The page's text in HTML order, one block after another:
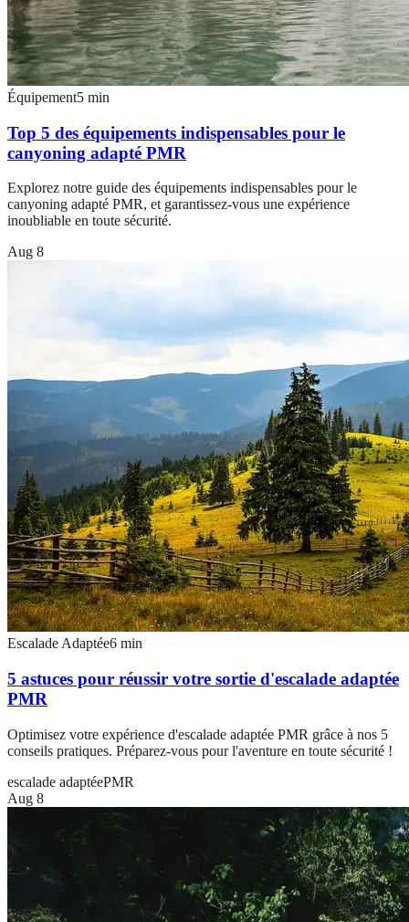
Équipement5 min
Top 5 des équipements indispensables pour le
canyoning adapté PMR
Explorez notre guide des équipements indispensables pour le
canyoning adapté PMR, et garantissez-vous une expérience
inoubliable en toute sécurité.
Aug 8
Escalade Adaptée6 min
5 astuces pour réussir votre sortie d'escalade adaptée
PMR
Optimisez votre expérience d'escalade adaptée PMR grâce à nos 5
conseils pratiques. Préparez-vous pour l'aventure en toute sécurité !
escalade adaptéePMR
Aug 8